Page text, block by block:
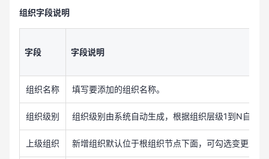
组织字段说明
字段 字段说明
组织名称 填写要添加的组织名称。
组织级别 组织级别由系统自动生成，根据组织层级1到N自动
上级组织 新增组织默认位于根组织节点下面，可勾选变更上